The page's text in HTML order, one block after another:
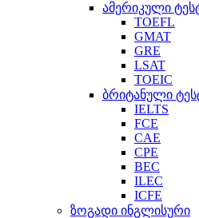
ამერიკული
TOEFL
GMAT
GRE
LSAT
TOEIC
ბრიტანული
IELTS
FCE
CAE
CPE
BEC
ILEC
ICFE
ზოგადი ინგლისური